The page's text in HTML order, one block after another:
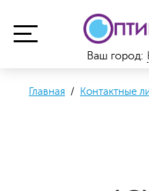
Ваш город:
Главная / Контактные